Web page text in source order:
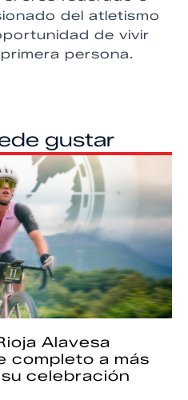
del atletismo
de vivir
persona.
gustar
Alavesa
completo a más
celebración